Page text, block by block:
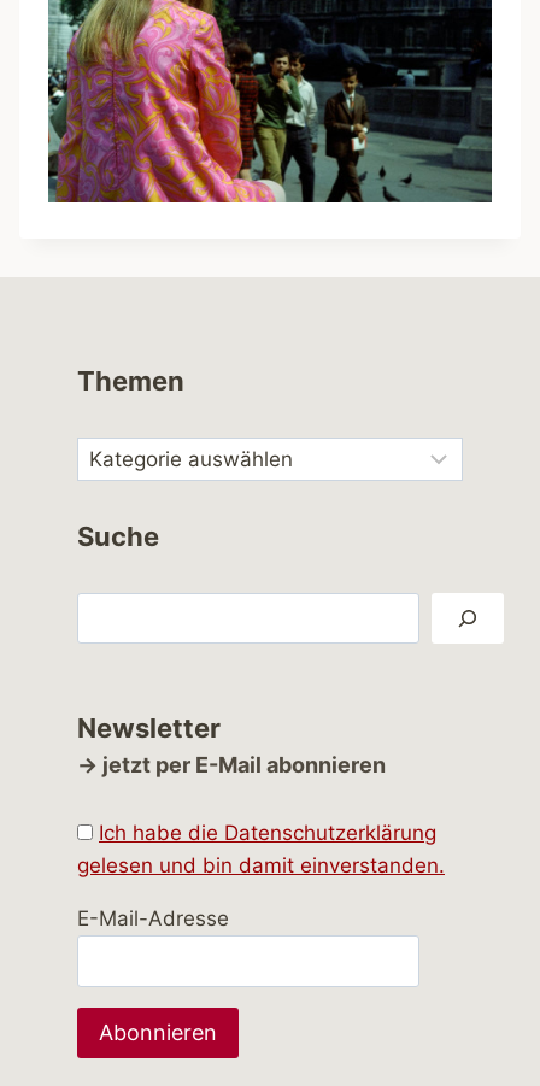
Themen
Suche
Newsletter
→ jetzt per E-Mail abonnieren
Ich habe die Datenschutzerklärung
gelesen und bin damit einverstanden.
E-Mail-Adresse